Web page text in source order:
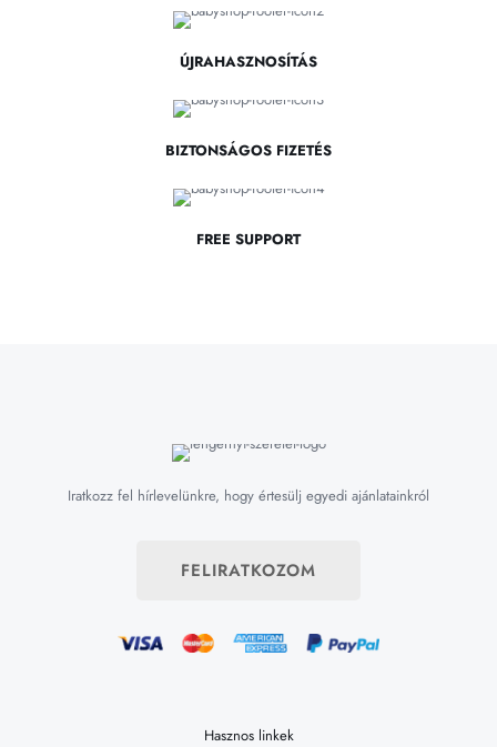
ÚJRAHASZNOSÍTÁS
BIZTONSÁGOS FIZETÉS
FREE SUPPORT
Iratkozz fel hírlevelünkre, hogy értesülj egyedi ajánlatainkról
FELIRATKOZOM
Hasznos linkek